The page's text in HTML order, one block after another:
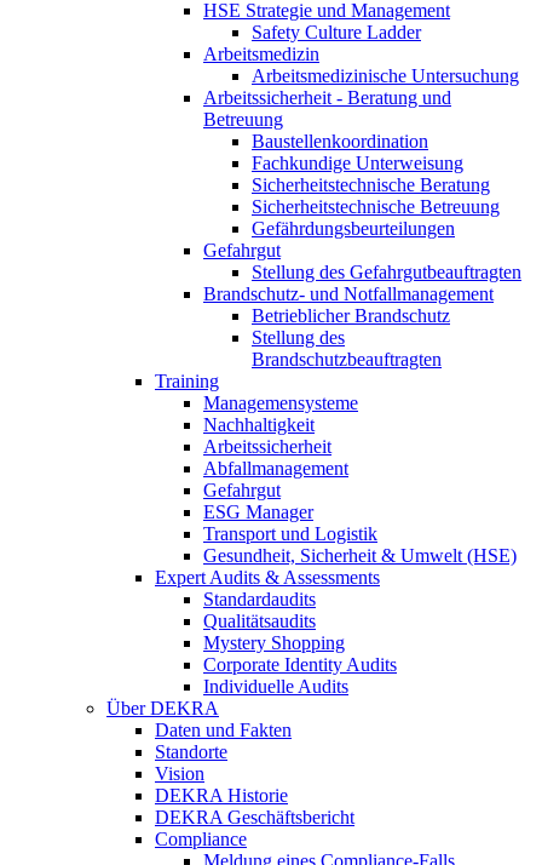
HSE Strategie und Management
Safety Culture Ladder
Arbeitsmedizin
Arbeitsmedizinische Untersuchung
Arbeitssicherheit - Beratung und
Betreuung
Baustellenkoordination
Fachkundige Unterweisung
Sicherheitstechnische Beratung
Sicherheitstechnische Betreuung
Gefährdungsbeurteilungen
Gefahrgut
Stellung des Gefahrgutbeauftragten
Brandschutz- und Notfallmanagement
Betrieblicher Brandschutz
Stellung des
Brandschutzbeauftragten
Training
Managemensysteme
Nachhaltigkeit
Arbeitssicherheit
Abfallmanagement
Gefahrgut
ESG Manager
Transport und Logistik
Gesundheit, Sicherheit & Umwelt (HSE)
Expert Audits & Assessments
Standardaudits
Qualitätsaudits
Mystery Shopping
Corporate Identity Audits
Individuelle Audits
Über DEKRA
Daten und Fakten
Standorte
Vision
DEKRA Historie
DEKRA Geschäftsbericht
Compliance
Meldung eines Compliance-Falls